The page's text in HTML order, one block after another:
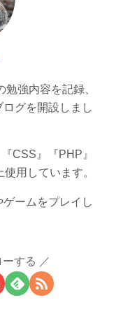
勉強内容を記録、
グを開設しまし
CSS』『PHP』
用しています。
ームをプレイし
する